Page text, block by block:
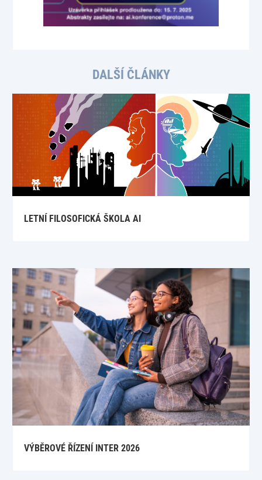
DALŠÍ ČLÁNKY
LETNÍ FILOSOFICKÁ ŠKOLA AI
VÝBĚROVÉ ŘÍZENÍ INTER 2026